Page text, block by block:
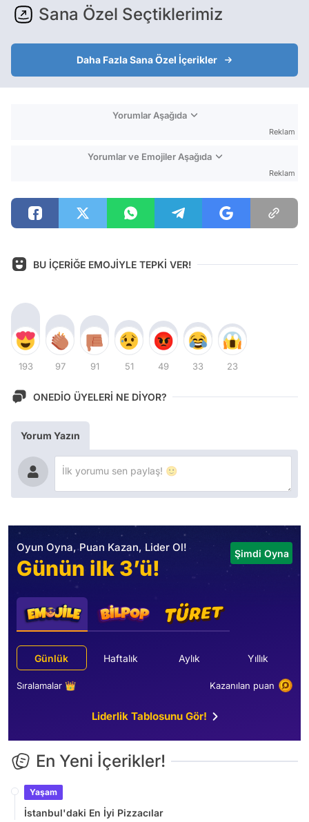
Sana Özel Seçtiklerimiz
Daha Fazla Sana Özel İçerikler
Yorumlar Aşağıda
Reklam
Yorumlar ve Emojiler Aşağıda
Reklam
BU İÇERİĞE EMOJİYLE TEPKİ VER!
193 97 91 51 49 33 23
ONEDİO ÜYELERİ NE DİYOR?
Yorum Yazın
Oyun Oyna, Puan Kazan, Lider Ol!
Günün ilk 3’ü!
Şimdi Oyna
Günlük Haftalık Aylık Yıllık
Sıralamalar 👑 Kazanılan puan
Liderlik Tablosunu Gör!
En Yeni İçerikler!
Yaşam
İstanbul'daki En İyi Pizzacılar